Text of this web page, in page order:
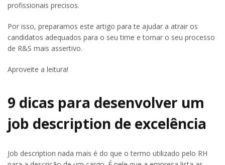
profissionais precisos.
Por isso, preparamos este artigo para te ajudar a atrair os
candidatos adequados para o seu time e tornar o seu processo
de R&S mais assertivo.
Aproveite a leitura!
9 dicas para desenvolver um
job description de excelência
Job description nada mais é do que o termo utilizado pelo RH